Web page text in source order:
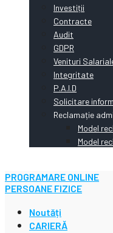
Investiții
Contracte
Audit
GDPR
Venituri
Integritate
P.A.I.D
Solicitare
Reclamație
Model
Model
PROGRAMARE ONLINE
PERSOANE FIZICE
Noutăți
CARIERĂ